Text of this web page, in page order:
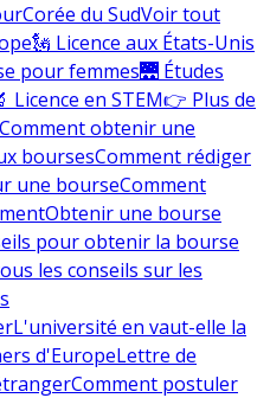
Corée du SudVoir tout
🗽 Licence aux États-Unis
pour femmes🌉 Études
Licence en STEM👉 Plus de
Comment obtenir une
boursesComment rédiger
une bourseComment
Obtenir une bourse
pour obtenir la bourse
les conseils sur les
L'université en vaut-elle la
d'EuropeLettre de
Comment postuler